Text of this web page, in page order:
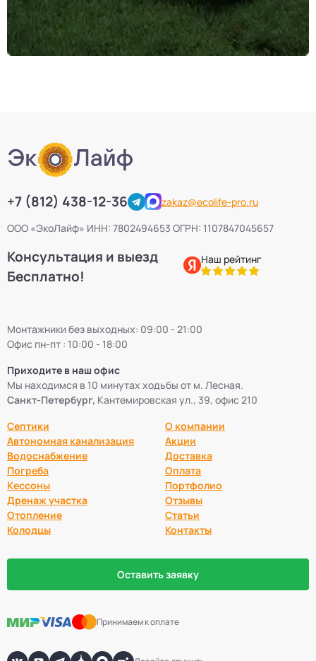
+7 (812) 438-12-36
zakaz@ecolife-pro.ru
ООО «ЭкоЛайф» ИНН: 7802494653 ОГРН: 1107847045657
Консультация и выезд
Бесплатно!
Наш рейтинг
Монтажники без выходных: 09:00 - 21:00
Офис пн-пт : 10:00 - 18:00
Приходите в наш офис
Мы находимся в 10 минутах ходьбы от м. Лесная.
Санкт-Петербург, Кантемировская ул., 39, офис 210
Септики
Автономная канализация
Водоснабжение
Погреба
Кессоны
Дренаж участка
Отопление
Колодцы
О компании
Акции
Доставка
Оплата
Портфолио
Отзывы
Статьи
Контакты
Оставить заявку
Принимаем к оплате